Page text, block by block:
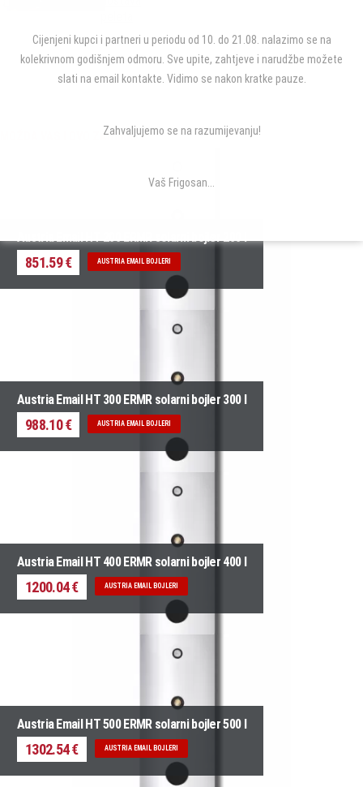
MOŽDA VAS I OVO ZANIMA...
851.59 € AUSTRIA EMAIL BOJLERI
Austria Email HT 300 ERMR solarni bojler 300 l
988.10 € AUSTRIA EMAIL BOJLERI
Austria Email HT 400 ERMR solarni bojler 400 l
1200.04 € AUSTRIA EMAIL BOJLERI
Austria Email HT 500 ERMR solarni bojler 500 l
1302.54 € AUSTRIA EMAIL BOJLERI
Cijenjeni kupci i partneri u periodu od 10. do 21.08. nalazimo se na
kolekrivnom godišnjem odmoru. Sve upite, zahtjeve i narudžbe možete
slati na email kontakte. Vidimo se nakon kratke pauze.
Zahvaljujemo se na razumijevanju!
Vaš Frigosan...